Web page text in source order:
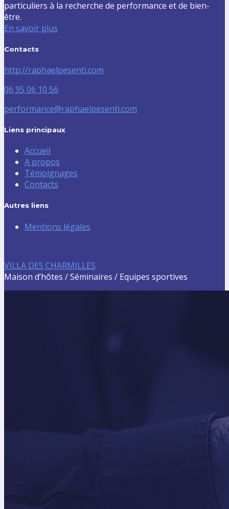
particuliers à la recherche de performance et de bien-
être.
En savoir plus
Contacts
http://raphaelpesenti.com
06 95 06 10 56
performance@raphaelpesenti.com
Liens principaux
Accueil
A propos
Témoignages
Contacts
Autres liens
Mentions légales
VILLA DES CHARMILLES
Maison d’hôtes / Séminaires / Equipes sportives